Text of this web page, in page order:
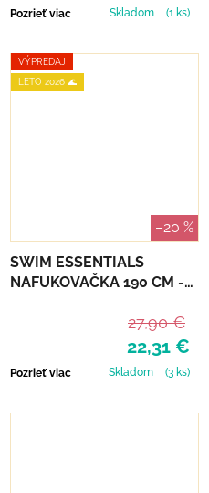
Pozrieť viac Skladom (1 ks)
VÝPREDAJ
LETO 2026 🌊
–20 %
SWIM ESSENTIALS
NAFUKOVAČKA 190 CM -
22,31 €
27,90 €
Pozrieť viac Skladom (3 ks)